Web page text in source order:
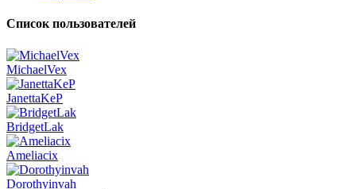
Список пользователей
MichaelVex
JanettaKeP
BridgetLak
Ameliacix
Dorothyinvah